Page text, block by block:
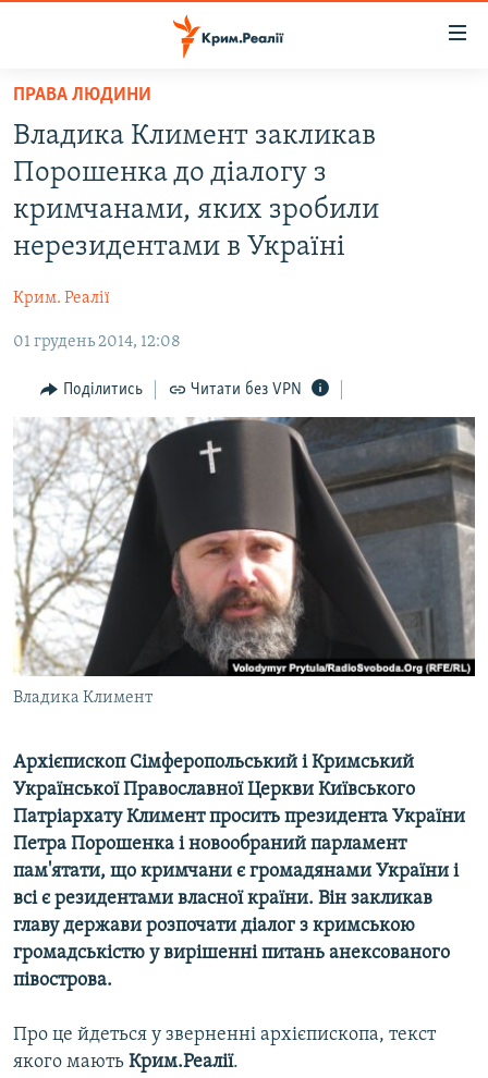
Перейти
основного
матеріалу
Перейти
до
основної
Перейти
до
ВОДА.КРИМ
ВІДЕО ТА ФОТО
ПОГЛЯД
ІНТЕРВ'Ю
ВСЕ ЗА ДЕНЬ
СПЕЦПРОЕКТИ
ДЕПОРТАЦІЯ
ВІДЕОУРОКИ «ELIFBE»
СВІДЧЕННЯ ОКУПАЦІЇ
УКРАЇНСЬКА ПРОБЛЕМА КРИМУ
ІНФОГРАФІКА
ЯК ОБІЙТИ БЛОКУВАННЯ
Русский
Qırımtatar
ДОЛУЧАЙСЯ!
ПРАВА ЛЮДИНИ
Владика Климент закликав
Порошенка до діалогу з
кримчанами, яких зробили
нерезидентами в Україні
Крим. Реалії
01 грудень 2014, 12:08
Поділитись Читати без VPN
Владика Климент
Архієпископ Сімферопольський і Кримський
Української Православної Церкви Київського
Патріархату Климент просить президента України
Петра Порошенка і новообраний парламент
пам'ятати, що кримчани є громадянами України і
всі є резидентами власної країни. Він закликав
главу держави розпочати діалог з кримською
громадськістю у вирішенні питань анексованого
півострова.
Про це йдеться у зверненні архієпископа, текст
якого мають Крим.Реалії.